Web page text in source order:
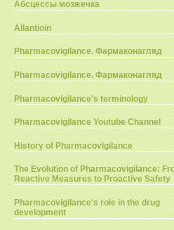
Абсцессы мозжечка
Allantioin
Pharmacovigilance. Фармаконагляд
Pharmacovigilance. Фармаконагляд
Pharmacovigilance's terminology
Pharmacovigilance Youtube Channel
History of Pharmacovigilance
The Evolution of Pharmacovigilance:
Reactive Measures to Proactive Safety
Pharmacovigilance's role in the drug
development